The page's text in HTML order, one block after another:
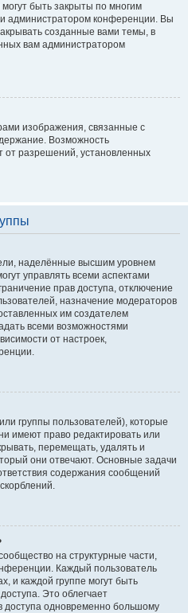
быть закрыты по многим
администратором конференции. Вы
созданные вами темы, в
вам администратором
изображения, связанные с
Возможность
от разрешений, установленных
наделённые высшим уровнем
управлять всеми аспектами
прав доступа, отключение
назначение модераторов
им создателем
всеми возможностями
от настроек,
группы пользователей), которые
имеют право редактировать или
перемещать, удалять и
они отвечают. Основные задачи
содержания сообщений
на структурные части,
Каждый пользователь
и каждой группе могут быть
Это облегчает
доступа одновременно большому